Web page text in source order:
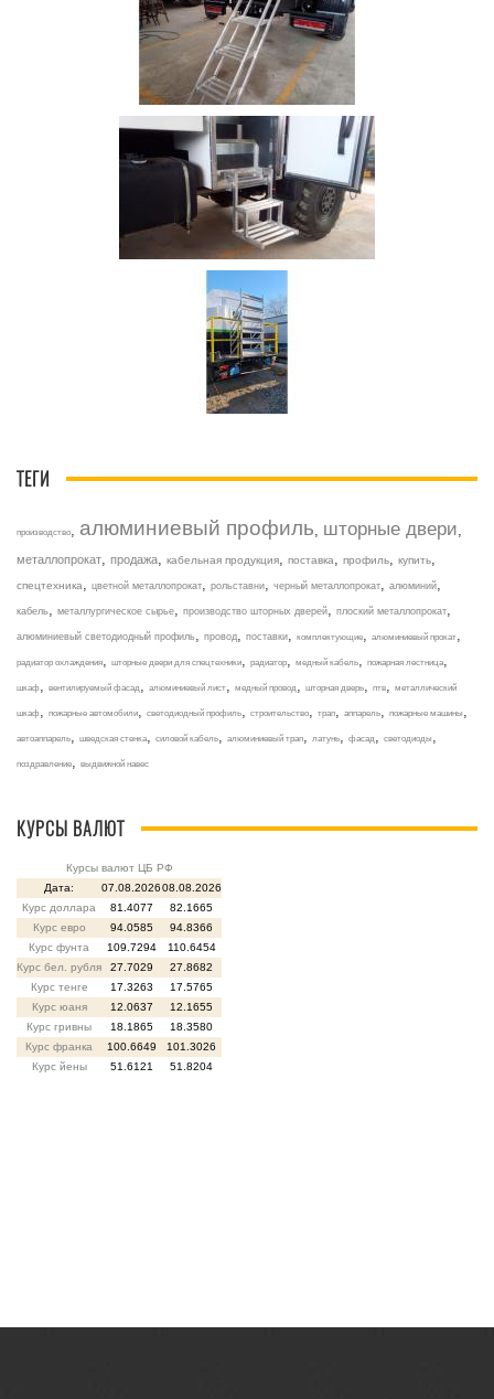
ТЕГИ
производство алюминиевый профиль шторные двери
металлопрокат продажа кабельная продукция поставка профиль купить
спецтехника цветной металлопрокат рольставни черный металлопрокат алюминий
кабель металлургическое сырье производство шторных дверей плоский металлопрокат
алюминиевый светодиодный профиль провод поставки комплектующие алюминиевый прокат
радиатор охлаждения шторные двери для спецтехники радиатор медный кабель пожарная лестница
шкаф вентилируемый фасад алюминиевый лист медный провод шторная дверь птв металлический
шкаф пожарные автомобили светодиодный профиль строительство трап аппарель пожарные машины
автоаппарель шведская стенка силовой кабель алюминиевый трап латунь фасад светодиоды
поздравление выдвижной навес
КУРСЫ ВАЛЮТ
Курсы валют ЦБ РФ
Дата:
07.08.202608.08.2026
Курс доллара
81.4077
82.1665
Курс евро
94.0585
94.8366
Курс фунта
109.7294
110.6454
Курс бел. рубля
27.7029
27.8682
Курс тенге
17.3263
17.5765
Курс юаня
12.0637
12.1655
Курс гривны
18.1865
18.3580
Курс франка
100.6649
101.3026
Курс йены
51.6121 51.8204